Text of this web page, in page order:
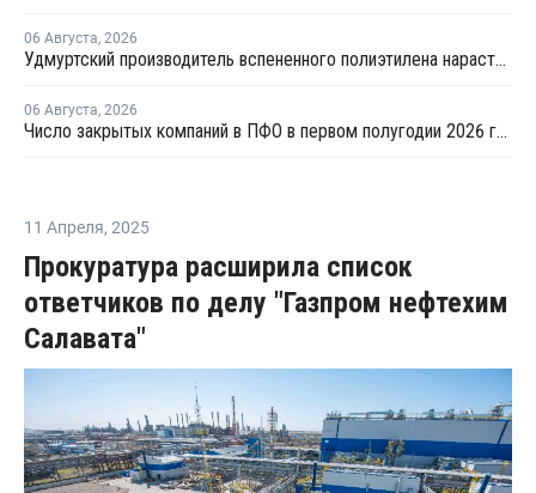
06 Августа, 2026
Удмуртский производитель вспененного полиэтилена нарастит выпуск на 15%
06 Августа, 2026
Число закрытых компаний в ПФО в первом полугодии 2026 года вдвое превысило число новых
11 Апреля, 2025
Прокуратура расширила список
ответчиков по делу "Газпром нефтехим
Салавата"